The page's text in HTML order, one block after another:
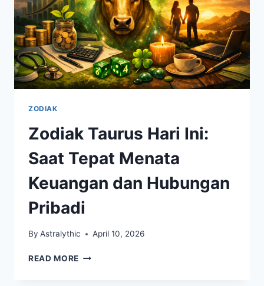
ZODIAK
Zodiak Taurus Hari Ini:
Saat Tepat Menata
Keuangan dan Hubungan
Pribadi
By Astralythic April 10, 2026
READ MORE ZODIAK